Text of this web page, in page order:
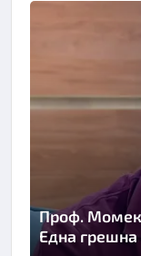
Проф.
Една